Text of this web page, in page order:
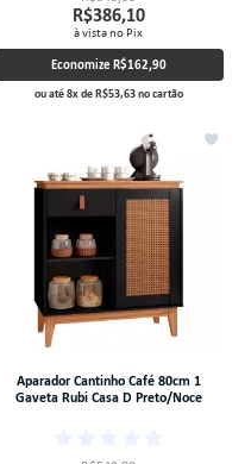
R$386,10
à vista no Pix
Economize R$162,90
ou até8xdeR$53,63no cartão
Aparador Cantinho Café 80cm 1
Gaveta Rubi Casa D Preto/Noce